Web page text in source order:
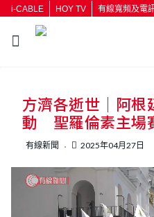
i-CABLE HOY TV 有線寬頻及電
按輸入
方濟各逝世｜阿根
動 聖羅倫素主場
有線新聞 2025年04月27日